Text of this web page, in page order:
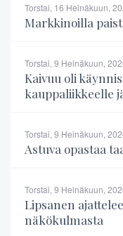
Torstai, 16 Heinäkuun,
Markkinoilla
Torstai, 9 Heinäkuun,
Kaivuu oli
kauppaliikkeelle
Torstai, 9 Heinäkuun,
Astuva opastaa
Torstai, 9 Heinäkuun,
Lipsanen
näkökulmasta